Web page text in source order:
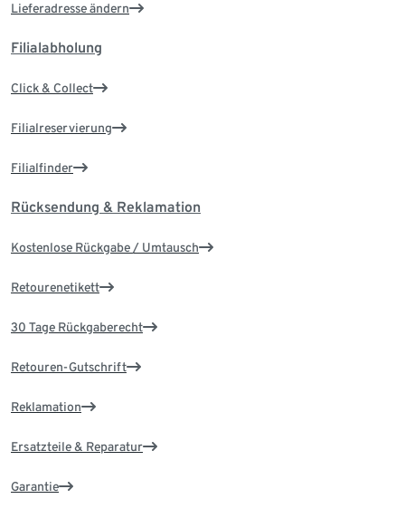
Lieferadresse ändern
Filialabholung
Click & Collect
Filialreservierung
Filialfinder
Rücksendung & Reklamation
Kostenlose Rückgabe / Umtausch
Retourenetikett
30 Tage Rückgaberecht
Retouren-Gutschrift
Reklamation
Ersatzteile & Reparatur
Garantie